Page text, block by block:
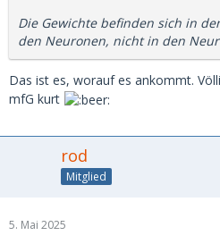
Die Gewichte befinden sich in
den Neuronen, nicht in den
Das ist es, worauf es ankommt.
mfG kurt
rod
Mitglied
5. Mai 2025